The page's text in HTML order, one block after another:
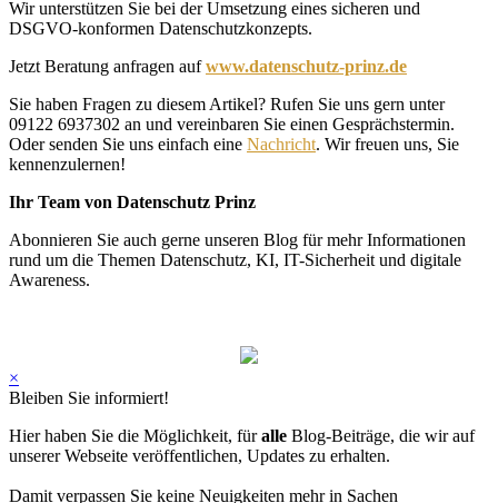
Wir unterstützen Sie bei der Umsetzung eines sicheren und
DSGVO-konformen Datenschutzkonzepts.
Jetzt Beratung anfragen aufwww.datenschutz-prinz.de
Sie haben Fragen zu diesem Artikel? Rufen Sie uns gern unter
09122 6937302 an und vereinbaren Sie einen Gesprächstermin.
Oder senden Sie uns einfach eine Nachricht. Wir freuen uns, Sie
kennenzulernen!
Ihr Team von Datenschutz Prinz
Abonnieren Sie auch gerne unseren Blog für mehr Informationen
rund um die Themen Datenschutz, KI, IT-Sicherheit und digitale
Awareness.
×
Bleiben Sie informiert!
Hier haben Sie die Möglichkeit, füralle Blog-Beiträge, die wir auf
unserer Webseite veröffentlichen, Updates zu erhalten.
Damit verpassen Sie keine Neuigkeiten mehr in Sachen